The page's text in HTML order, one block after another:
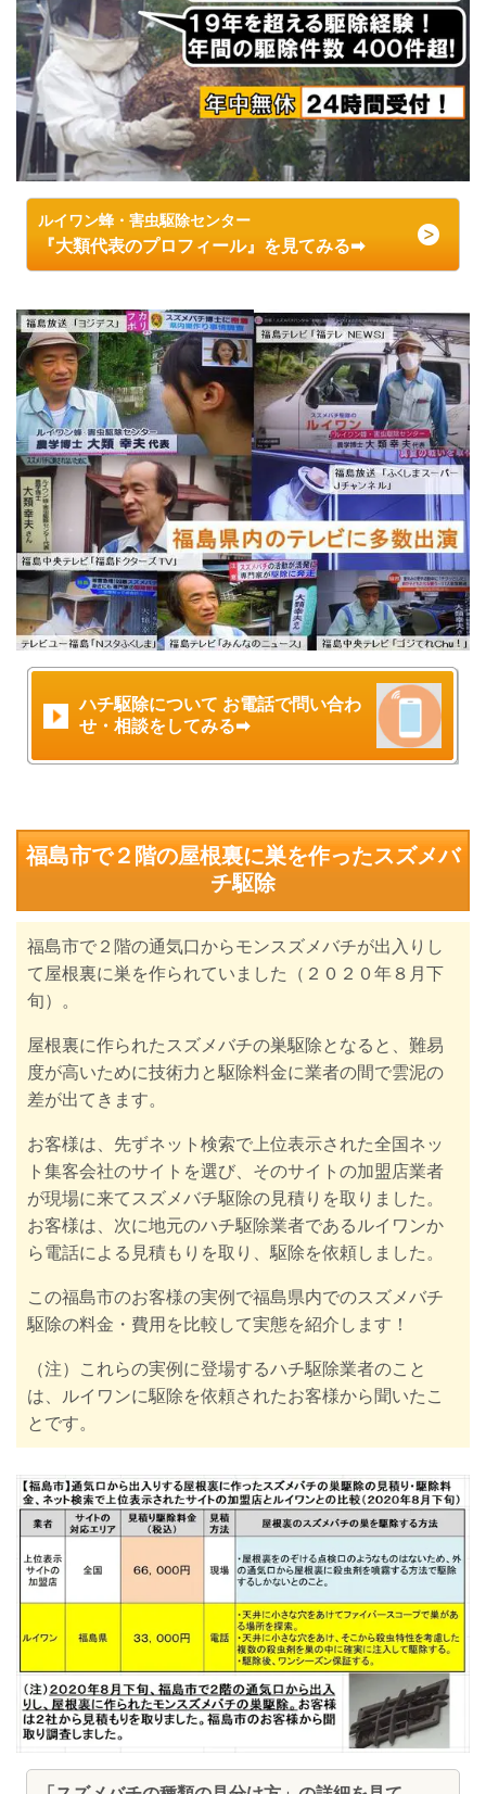
ルイワン蜂・害虫駆除センター
『大類代表のプロフィール』を見てみる➡
ハチ駆除について お電話で問い合わ
せ・相談をしてみる➡
福島市で２階の屋根裏に巣を作ったスズメバ
チ駆除
福島市で２階の通気口からモンスズメバチが出入りし
て屋根裏に巣を作られていました（２０２０年８月下
旬）。
屋根裏に作られたスズメバチの巣駆除となると、難易
度が高いために技術力と駆除料金に業者の間で雲泥の
差が出てきます。
お客様は、先ずネット検索で上位表示された全国ネッ
ト集客会社のサイトを選び、そのサイトの加盟店業者
が現場に来てスズメバチ駆除の見積りを取りました。
お客様は、次に地元のハチ駆除業者であるルイワンか
ら電話による見積もりを取り、駆除を依頼しました。
この福島市のお客様の実例で福島県内でのスズメバチ
駆除の料金・費用を比較して実態を紹介します！
（注）これらの実例に登場するハチ駆除業者のこと
は、ルイワンに駆除を依頼されたお客様から聞いたこ
とです。